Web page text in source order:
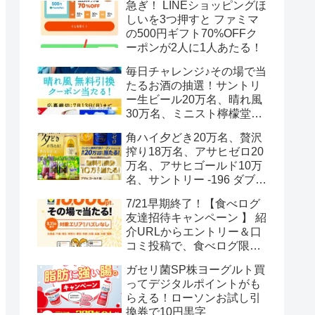
急ぎ！ LINEショッピングほ
しいを3つ押すと ファミマ
の500円ギフト70%OFFク
ーポンが2人に1人あたる！
毎日チャレンジ♪その場で当
たるお酒の抽選！サントリ
ー生ビール20万名、晴れ風
30万名、ミニスト檸檬堂2
ボール12.3万名
角ハイ夕どき20万名、贅沢
搾り18万名、アサヒゼロ20
万名、アサヒゴールド10万
名、サントリー -196 ダブル
7/21早期終了！【食べログ
友達招待キャンペーン 】 紹
介URLからエントリー＆口
コミ投稿で、食べログ限定
トがもらえる
ガセリ菌SP株ヨーグルト買
ってデジタルポイントがも
らえる！ローソンお試し引
換券で10円黒字